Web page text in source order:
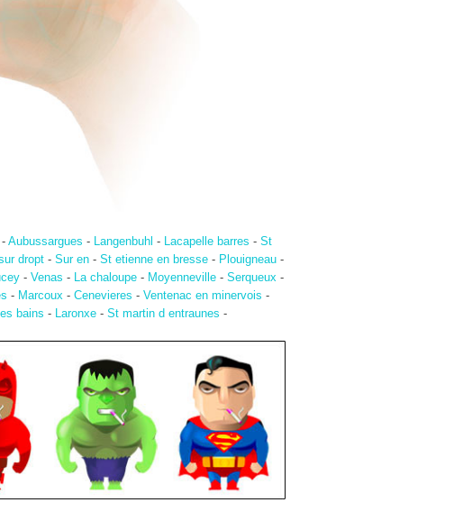
- Aubussargues - Langenbuhl - Lacapelle barres - St
dropt - Sur en - St etienne en bresse - Plouigneau -
- Venas - La chaloupe- Moyenneville- Serqueux-
- Marcoux- Cenevieres - Ventenac en minervois -
bains - Laronxe - St martin d entraunes -